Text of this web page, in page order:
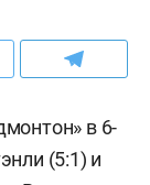
в 6-
(5:1) и